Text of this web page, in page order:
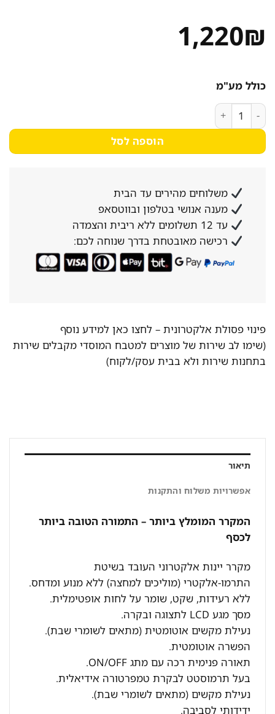
1,220₪
כולל מע"מ
כמות של מקרר יין 28 בקבוקים דיגיטלי WINEBAR דגם: CW-70L
הוספה לסל
משלוחים מהירים עד הבית
מענה אנושי בטלפון ובווטסאפ
עד 12 תשלומים ללא ריבית והצמדה
רכישה מאובטחת בדרך שנוחה לכם:
פינוי פסולת אלקטרונית –לחצו כאן למידע נוסף
(שימו לב שירות של מוצרים למטבח המוסדי מקבלים שירות
בתחנות שירות ולא בבית עסק/לקוח)
תיאור
אפשרויות משלוח והתקנות
המקרר המומלץ ביותר – התמורה הטובה ביותר
לכסף
מקרר יינות אלקטרוני העובד בשיטת
התרמו-אלקטרי (מוליכים למחצה) ללא מנוע ומדחס.
ללא רעידות, שקט, שומר על לחות אופטימלית.
מסך מגע LCD לתצוגה ובקרה.
נעילת מקשים אוטומטית (מתאים לשומרי שבת).
הפשרה אוטומטית.
תאורה פנימית רכה עם מתג ON/OFF.
בעל תרמוסטט לבקרת טמפרטורה אידיאלית.
נעילת מקשים (מתאים לשומרי שבת).
ידידותי לסביבה.